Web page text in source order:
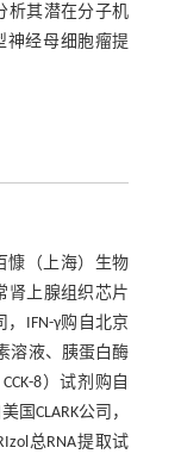
析其潜在分子机
神经母细胞瘤提
慷（上海）生物
肾上腺组织芯片
IFN-γ购自北京
溶液、胰蛋白酶
8）试剂购自
CLARK公司，
总RNA提取试